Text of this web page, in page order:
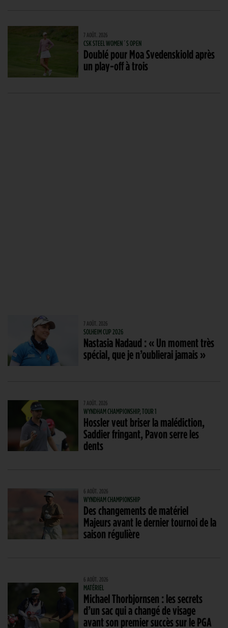
7 AOÛT. 2026
CSK STEEL WOMEN´S OPEN
Doublé pour Moa Svedenskiold après
un play-off à trois
7 AOÛT. 2026
SOLHEIM CUP 2026
Nastasia Nadaud : « Un moment très
spécial, que je n’oublierai jamais »
7 AOÛT. 2026
WYNDHAM CHAMPIONSHIP, TOUR 1
Hossler veut briser la malédiction,
Saddier fringant, Pavon serre les
dents
6 AOÛT. 2026
WYNDHAM CHAMPIONSHIP
Des changements de matériel
Majeurs avant le dernier tournoi de la
saison régulière
6 AOÛT. 2026
MATÉRIEL
Michael Thorbjornsen : les secrets
d’un sac qui a changé de visage
avant son premier succès sur le PGA